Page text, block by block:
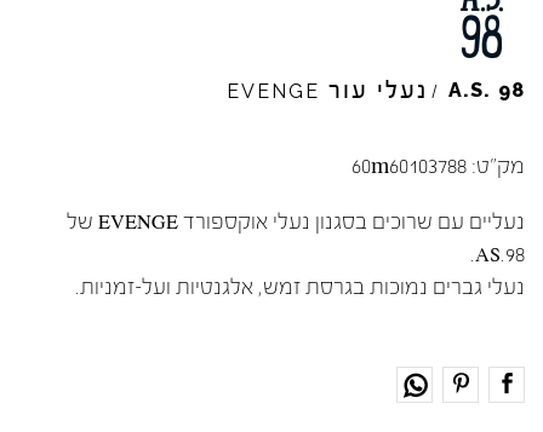
A.S. 98
/ נעלי עור EVENGE
מק"ט: 60m60103788
נעליים עם שרוכים בסגנון נעלי אוקספורד EVENGE של
AS.98.
נעלי גברים נמוכות בגרסת זמש, אלגנטיות ועל-זמניות.